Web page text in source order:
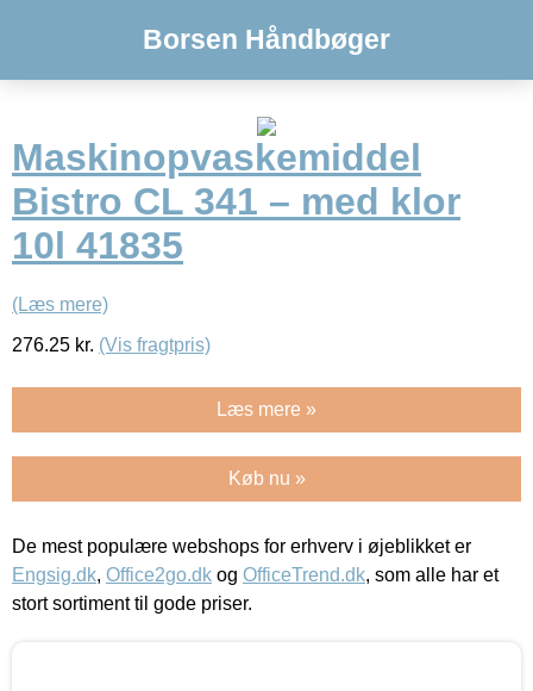
Borsen Håndbøger
Maskinopvaskemiddel
Bistro CL 341 – med klor
10l 41835
(Læs mere)
276.25 kr. (Vis fragtpris)
Læs mere »
Køb nu »
De mest populære webshops for erhverv i øjeblikket er
Engsig.dk, Office2go.dk og OfficeTrend.dk, som alle har et
stort sortiment til gode priser.